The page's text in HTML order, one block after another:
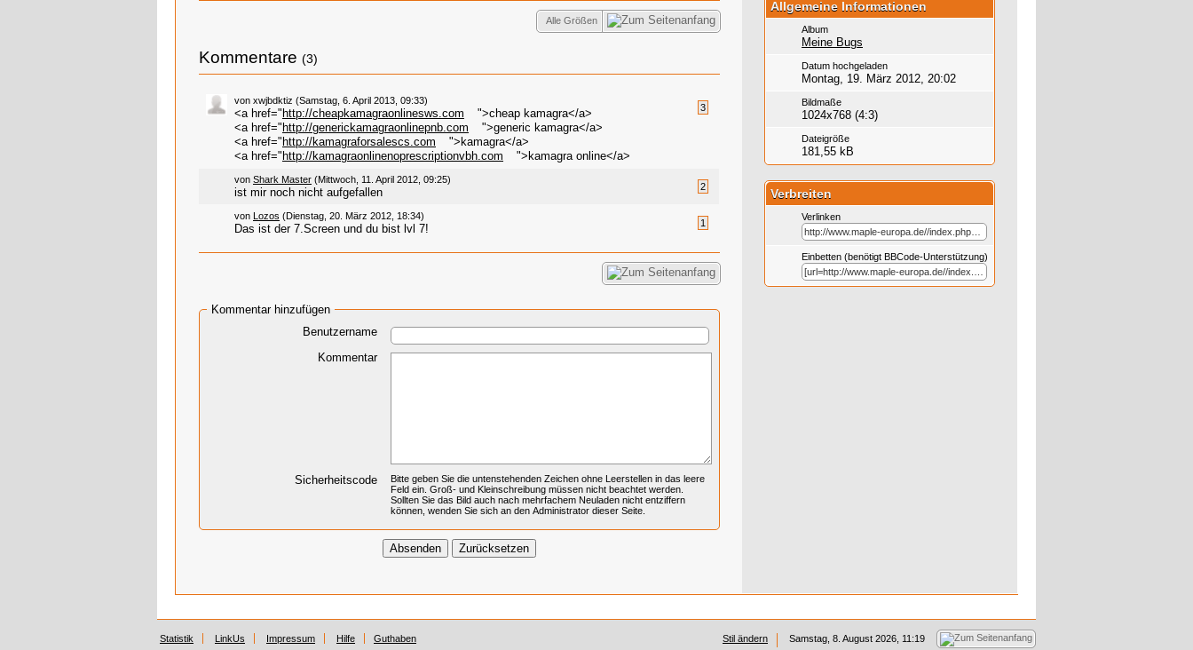
Alle Größen
Kommentare (3)
3
von xwjbdktiz (Samstag, 6. April 2013, 09:33)
<a href=" http://cheapkamagraonlinesws.com
">cheap kamagra</a>
<a href=" http://generickamagraonlinepnb.com
">generic kamagra</a>
<a href=" http://kamagraforsalescs.com
">kamagra</a>
<a href=" http://kamagraonlinenoprescriptionvbh.com ">kamagra online</a>
2
von Shark Master (Mittwoch, 11. April 2012, 09:25)
ist mir noch nicht aufgefallen
1
von Lozos (Dienstag, 20. März 2012, 18:34)
Das ist der 7.Screen und du bist lvl 7!
Kommentar hinzufügen
Benutzername
Kommentar
Sicherheitscode
Bitte geben Sie die untenstehenden Zeichen ohne Leerstellen in das leere
Feld ein. Groß- und Kleinschreibung müssen nicht beachtet werden.
Sollten Sie das Bild auch nach mehrfachem Neuladen nicht entziffern
können, wenden Sie sich an den Administrator dieser Seite.
Allgemeine Informationen
Album
Meine Bugs
Datum hochgeladen
Montag, 19. März 2012, 20:02
Bildmaße
1024x768 (4:3)
Dateigröße
181,55 kB
Verbreiten
Verlinken
Einbetten (benötigt BBCode-Unterstützung)
Statistik LinkUs Impressum Hilfe Guthaben Stil ändern Samstag, 8. August 2026, 11:19